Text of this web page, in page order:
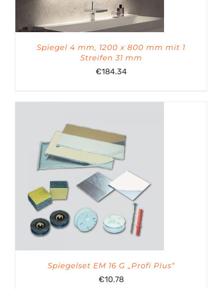
Spiegel 4 mm, 1200 x 800 mm mit 1
Streifen 31 mm
€184.34
Spiegelset EM 16 G „Profi Plus“
€10.78